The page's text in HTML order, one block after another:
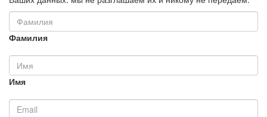
Фамилия
Имя